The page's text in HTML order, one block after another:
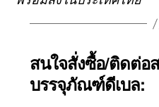
สนใจสั่งซื้อ/ติดต่อ
บรรจุภัณฑ์ดีเบล: